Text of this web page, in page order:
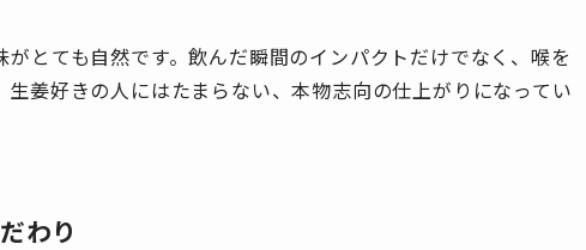
とても自然です。飲んだ瞬間のインパクトだけでなく、喉を
姜好きの人にはたまらない、本物志向の仕上がりになってい
わり